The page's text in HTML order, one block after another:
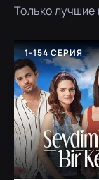
Только
1-154 СЕРИЯ